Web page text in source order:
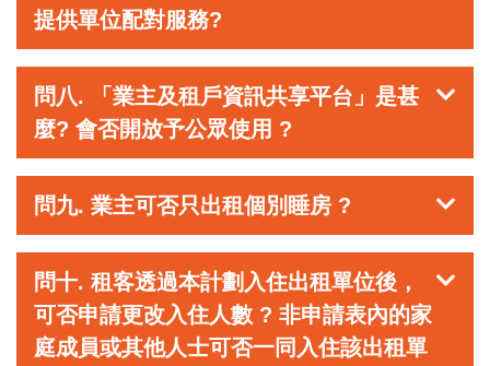
提供單位配對服務?
問八. 「業主及租戶資訊共享平台」是甚
麼? 會否開放予公眾使用 ?
問九. 業主可否只出租個別睡房 ?
問十. 租客透過本計劃入住出租單位後，
可否申請更改入住人數 ? 非申請表內的家
庭成員或其他人士可否一同入住該出租單